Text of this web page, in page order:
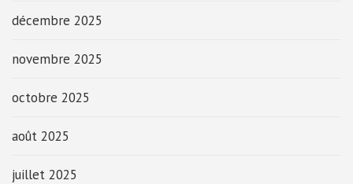
décembre 2025
novembre 2025
octobre 2025
août 2025
juillet 2025